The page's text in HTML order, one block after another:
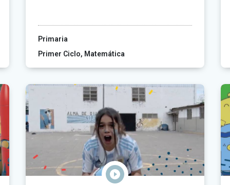
Primaria
Primer Ciclo
Matemática